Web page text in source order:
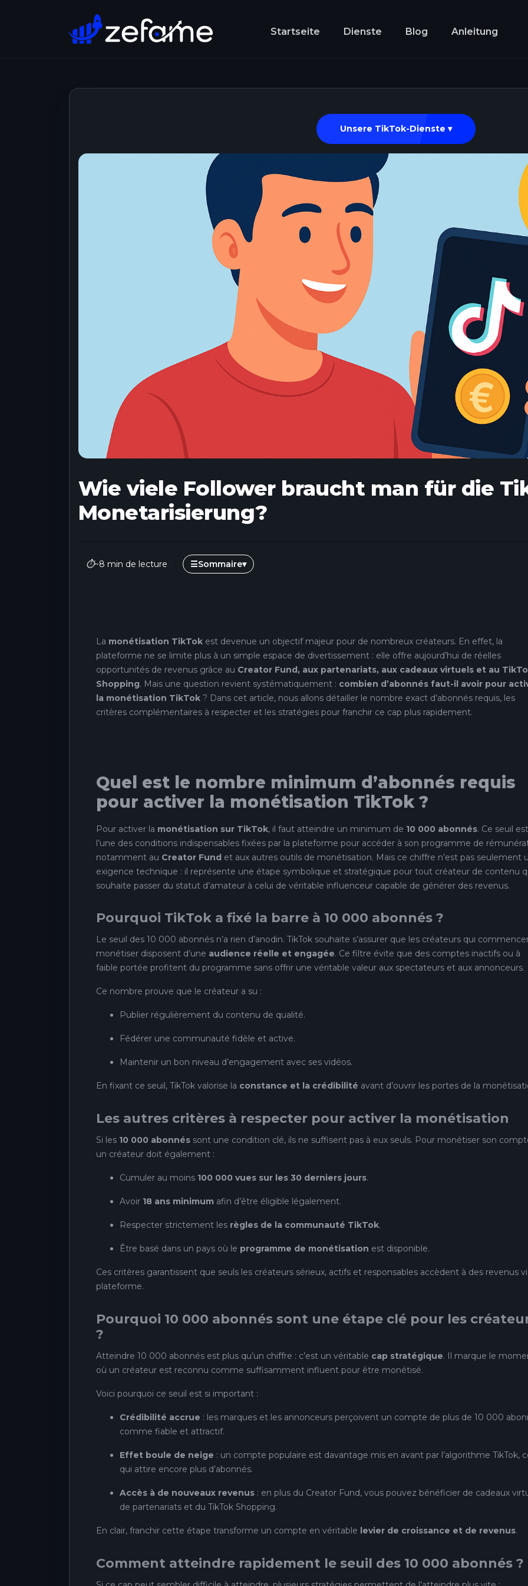
Startseite Dienste Blog Anleitung
Unsere TikTok-Dienste ▾
Wie viele Follower braucht man für die
Monetarisierung?
⏱~8 min de lecture ☰Sommaire▾
La monétisation TikTok est devenue un objectif majeur pour de nombreux créateurs. En effet, la
plateforme ne se limite plus à un simple espace de divertissement : elle offre aujourd’hui de réelles
opportunités de revenus grâce au Creator Fund, aux partenariats, aux cadeaux virtuels et au
Shopping. Mais une question revient systématiquement : combien d’abonnés faut-il avoir pour
la monétisation TikTok ? Dans cet article, nous allons détailler le nombre exact d’abonnés requis, les
critères complémentaires à respecter et les stratégies pour franchir ce cap plus rapidement.
Quel est le nombre minimum d’abonnés requis
pour activer la monétisation TikTok ?
Pour activer la monétisation sur TikTok, il faut atteindre un minimum de 10 000 abonnés. Ce seuil est
l’une des conditions indispensables fixées par la plateforme pour accéder à son programme de
notamment au Creator Fund et aux autres outils de monétisation. Mais ce chiffre n’est pas seulement
exigence technique : il représente une étape symbolique et stratégique pour tout créateur de contenu
souhaite passer du statut d’amateur à celui de véritable influenceur capable de générer des revenus.
Pourquoi TikTok a fixé la barre à 10 000 abonnés ?
Le seuil des 10 000 abonnés n’a rien d’anodin. TikTok souhaite s’assurer que les créateurs qui
monétiser disposent d’une audience réelle et engagée. Ce filtre évite que des comptes inactifs ou à
faible portée profitent du programme sans offrir une véritable valeur aux spectateurs et aux annonceurs.
Ce nombre prouve que le créateur a su :
Publier régulièrement du contenu de qualité.
Fédérer une communauté fidèle et active.
Maintenir un bon niveau d’engagement avec ses vidéos.
En fixant ce seuil, TikTok valorise la constance et la crédibilité avant d’ouvrir les portes de la
Les autres critères à respecter pour activer la monétisation
Si les 10 000 abonnés sont une condition clé, ils ne suffisent pas à eux seuls. Pour monétiser son
un créateur doit également :
Cumuler au moins 100 000 vues sur les 30 derniers jours.
Avoir 18 ans minimum afin d’être éligible légalement.
Respecter strictement les règles de la communauté TikTok.
Être basé dans un pays où le programme de monétisation est disponible.
Ces critères garantissent que seuls les créateurs sérieux, actifs et responsables accèdent à des revenus
plateforme.
Pourquoi 10 000 abonnés sont une étape clé pour les
?
Atteindre 10 000 abonnés est plus qu’un chiffre : c’est un véritable cap stratégique. Il marque le
où un créateur est reconnu comme suffisamment influent pour être monétisé.
Voici pourquoi ce seuil est si important :
Crédibilité accrue : les marques et les annonceurs perçoivent un compte de plus de 10 000
comme fiable et attractif.
Effet boule de neige : un compte populaire est davantage mis en avant par l’algorithme TikTok,
qui attire encore plus d’abonnés.
Accès à de nouveaux revenus : en plus du Creator Fund, vous pouvez bénéficier de cadeaux
de partenariats et du TikTok Shopping.
En clair, franchir cette étape transforme un compte en véritable levier de croissance et de revenus.
Comment atteindre rapidement le seuil des 10 000 abonnés ?